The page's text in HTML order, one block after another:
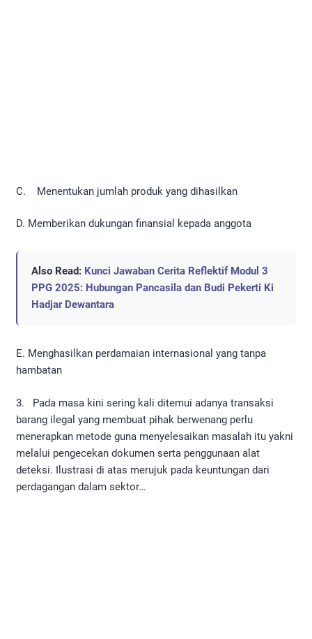
C. Menentukan jumlah produk yang dihasilkan
D. Memberikan dukungan finansial kepada anggota
Also Read: Kunci Jawaban Cerita Reflektif Modul 3
PPG 2025: Hubungan Pancasila dan Budi Pekerti Ki
Hadjar Dewantara
E. Menghasilkan perdamaian internasional yang tanpa
hambatan
3. Pada masa kini sering kali ditemui adanya transaksi
barang ilegal yang membuat pihak berwenang perlu
menerapkan metode guna menyelesaikan masalah itu yakni
melalui pengecekan dokumen serta penggunaan alat
deteksi. Ilustrasi di atas merujuk pada keuntungan dari
perdagangan dalam sektor…